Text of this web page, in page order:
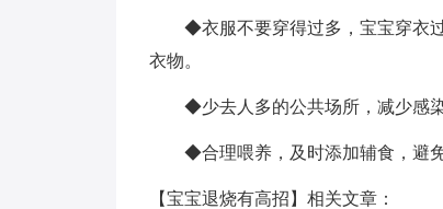
◆衣服不要穿得过多，宝宝穿衣过
衣物。
◆少去人多的公共场所，减少感染
◆合理喂养，及时添加辅食，避免
【宝宝退烧有高招】相关文章：